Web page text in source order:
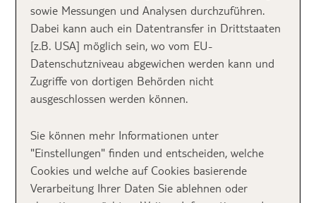
Nationalpark Berchtesgaden Hintersee| Unsplash | jplenio
Naturparadiese unter
sich: Die beliebtesten
Nationalparks
Europas im Vergleich
sowie Messungen und Analysen durchzuführen.
Dabei kann auch ein Datentransfer in Drittstaaten
[z.B. USA] möglich sein, wo vom EU-
Datenschutzniveau abgewichen werden kann und
Zugriffe von dortigen Behörden nicht
ausgeschlossen werden können.
Sie können mehr Informationen unter
"Einstellungen" finden und entscheiden, welche
Cookies und welche auf Cookies basierende
Verarbeitung Ihrer Daten Sie ablehnen oder